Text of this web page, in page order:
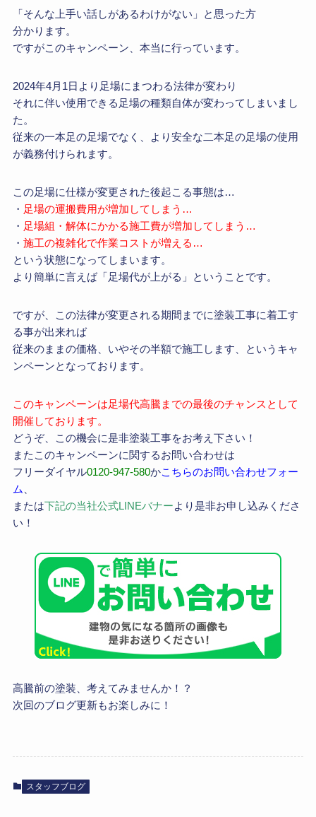
「そんな上手い話しがあるわけがない」と思った方
分かります。
ですがこのキャンペーン、本当に行っています。
2024年4月1日より足場にまつわる法律が変わり
それに伴い使用できる足場の種類自体が変わってしまいまし
た。
従来の一本足の足場でなく、より安全な二本足の足場の使用
が義務付けられます。
この足場に仕様が変更された後起こる事態は…
・ 足場の運搬費用が増加してしまう…
・ 足場組・解体にかかる施工費が増加してしまう…
・ 施工の複雑化で作業コストが増える…
という状態になってしまいます。
より簡単に言えば「足場代が上がる」ということです。
ですが、この法律が変更される期間までに塗装工事に着工す
る事が出来れば
従来のままの価格、いやその半額で施工します、というキャ
ンペーンとなっております。
このキャンペーンは足場代高騰までの最後のチャンスとして
開催しております。
どうぞ、この機会に是非塗装工事をお考え下さい！
またこのキャンペーンに関するお問い合わせは
フリーダイヤル0120-947-580かこちらのお問い合わせフォー
ム
または下記の当社公式LINEバナーより是非お申し込みくださ
い！
高騰前の塗装、考えてみませんか！？
次回のブログ更新もお楽しみに！
スタッフブログ